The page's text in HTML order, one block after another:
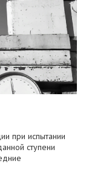
при испытании
ступени